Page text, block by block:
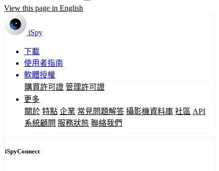
View this page in English
iSpy
下載
使用者指南
軟體授權
購買許可證 管理許可證
更多
關於 特點 企業 常見問題解答 攝影機資料庫 社區 API
系統顧問 服務狀態 聯絡我們
iSpyConnect